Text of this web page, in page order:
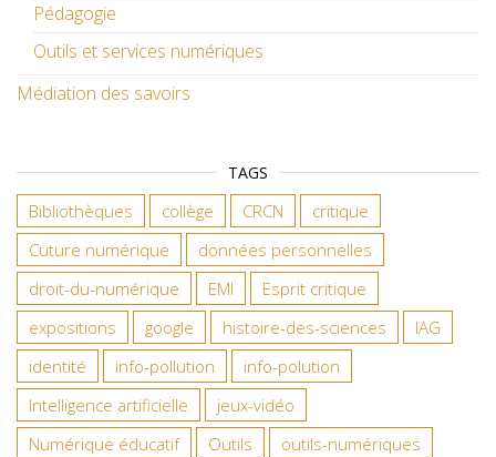
Pédagogie
Outils et services numériques
Médiation des savoirs
TAGS
Bibliothèques collège CRCN
critique
Cuture numérique
données personnelles
droit-du-numérique
EMI
Esprit critique
expositions
google histoire-des-sciences
IAG
identité
info-pollution
info-polution
Intelligence artificielle
jeux-vidéo
Numérique éducatif
Outils
outils-numériques